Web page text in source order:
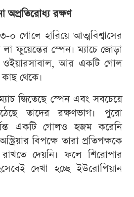
অপ্রতিরোধ্য রক্ষণ
০ গোলে হারিয়ে আত্মবিশ্বাসের
ফুয়েন্তের স্পেন। ম্যাচে জোড়া
আর একটি গোল
থেকে।
জিতেছে স্পেন এবং সবচেয়ে
তাদের রক্ষণভাগ। পুরো
একটি গোলও হজম করেনি
বিপক্ষে তারা প্রতিপক্ষকে
দেয়নি। ফলে শিরোপার
দেখা হচ্ছে ইউরোপিয়ান